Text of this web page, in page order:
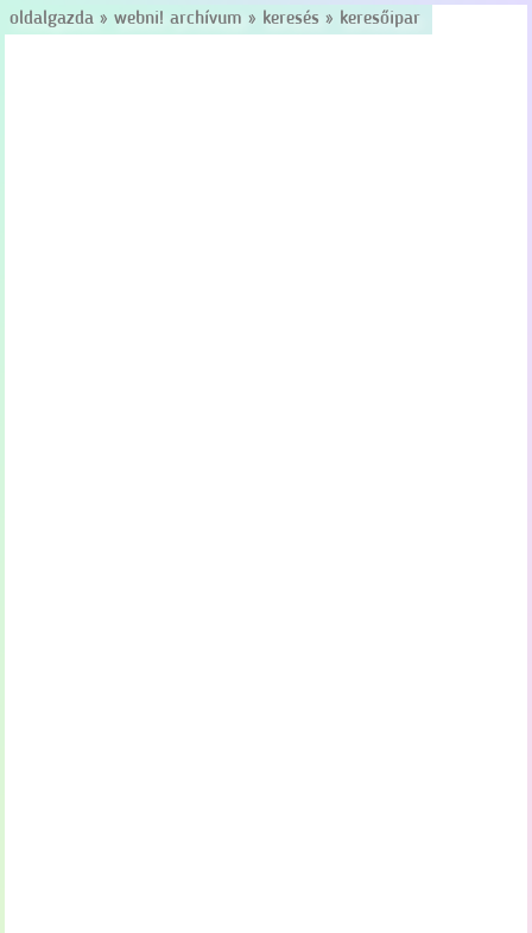
oldalgazda » webni! archívum » keresés » keresőipar